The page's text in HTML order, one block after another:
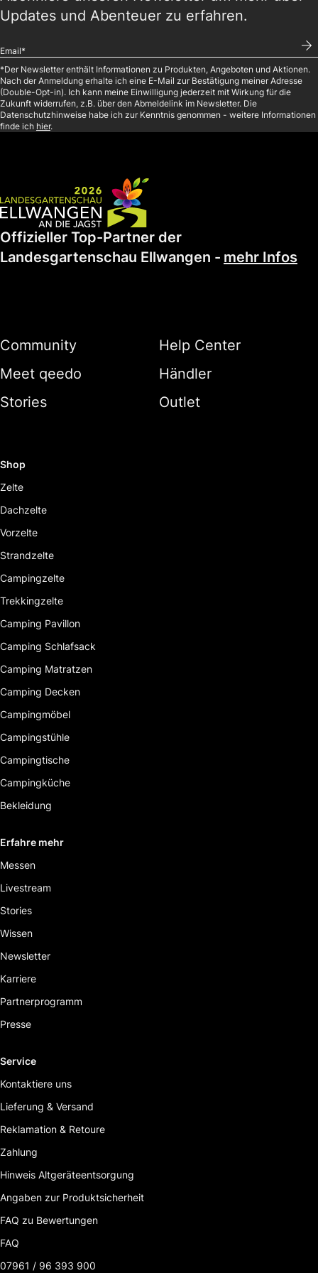
Updates und Abenteuer zu erfahren.
*Der Newsletter enthält Informationen zu Produkten, Angeboten und Aktionen.
Nach der Anmeldung erhalte ich eine E-Mail zur Bestätigung meiner Adresse
(Double-Opt-in). Ich kann meine Einwilligung jederzeit mit Wirkung für die
Zukunft widerrufen, z.B. über den Abmeldelink im Newsletter. Die
Datenschutzhinweise habe ich zur Kenntnis genommen - weitere Informationen
finde ich hier.
Offizieller Top-Partner der
Landesgartenschau Ellwangen - mehr Infos
Community
Meet qeedo
Stories
Help Center
Händler
Outlet
Shop
Zelte
Dachzelte
Vorzelte
Strandzelte
Campingzelte
Trekkingzelte
Camping Pavillon
Camping Schlafsack
Camping Matratzen
Camping Decken
Campingmöbel
Campingstühle
Campingtische
Campingküche
Bekleidung
Erfahre mehr
Messen
Livestream
Stories
Wissen
Newsletter
Karriere
Partnerprogramm
Presse
Service
Kontaktiere uns
Lieferung & Versand
Reklamation & Retoure
Zahlung
Hinweis Altgeräteentsorgung
Angaben zur Produktsicherheit
FAQ zu Bewertungen
FAQ
07961 / 96 393 900